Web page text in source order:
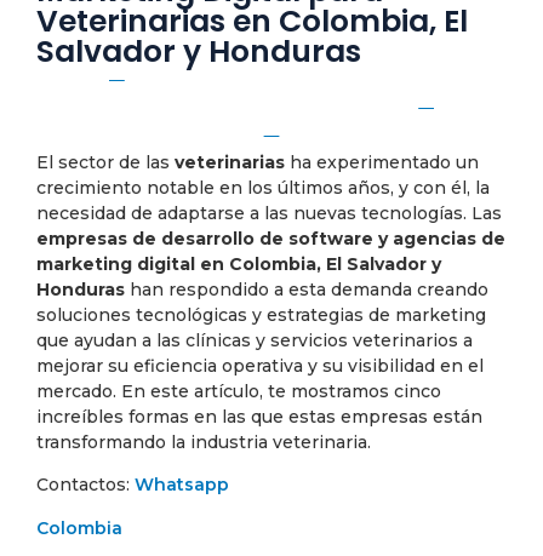
Veterinarias en Colombia, El
Salvador y Honduras
El sector de las veterinarias ha experimentado un
crecimiento notable en los últimos años, y con él, la
necesidad de adaptarse a las nuevas tecnologías. Las
empresas de desarrollo de software y agencias de
marketing digital en Colombia, El Salvador y
Honduras han respondido a esta demanda creando
soluciones tecnológicas y estrategias de marketing
que ayudan a las clínicas y servicios veterinarios a
mejorar su eficiencia operativa y su visibilidad en el
mercado. En este artículo, te mostramos cinco
increíbles formas en las que estas empresas están
transformando la industria veterinaria.
Contactos: Whatsapp
Colombia